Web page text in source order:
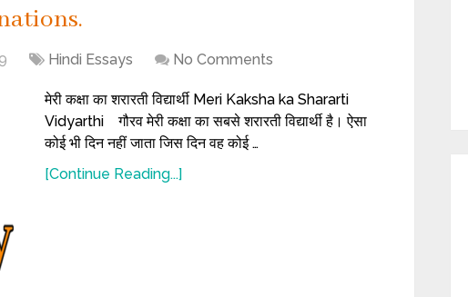
Hindi Essays No Comments
मेरी कक्षा का शरारती विद्यार्थी Meri Kaksha ka Shararti
Vidyarthi गौरव मेरी कक्षा का सबसे शरारती विद्यार्थी है। ऐसा
कोई भी दिन नहीं जाता जिस दिन वह कोई …
[Continue Reading...]